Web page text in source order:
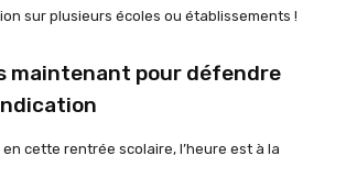
sur plusieurs écoles ou établissements !
maintenant pour défendre
en cette rentrée scolaire, l’heure est à la